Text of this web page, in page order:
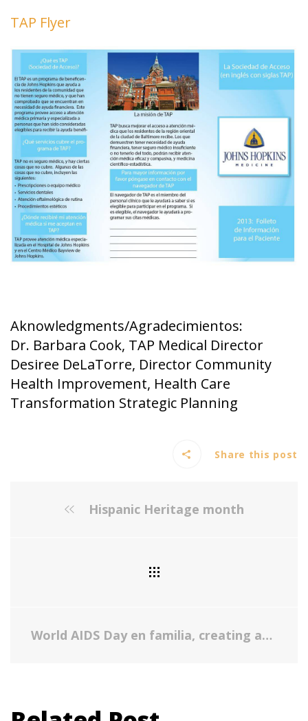
TAP Flyer
Aknowledgments/Agradecimientos:
Dr. Barbara Cook, TAP Medical Director
Desiree DeLaTorre, Director Community
Health Improvement, Health Care
Transformation Strategic Planning
Share this post
Hispanic Heritage month
World AIDS Day en familia, creating awareness about HIV and AIDS one family at a time